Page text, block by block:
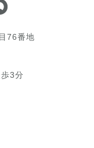
76番地
3分